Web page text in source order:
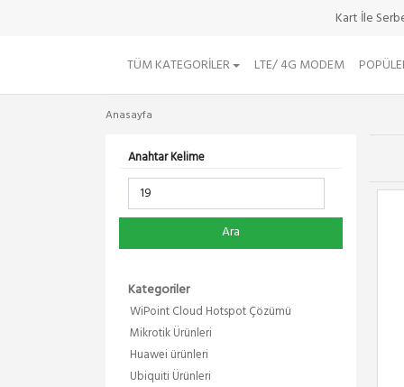
Kart İle
TÜM KATEGORILER LTE/ 4G MODEM
Anasayfa
Anahtar Kelime
Ara
Kategoriler
WiPoint Cloud Hotspot Çözümü
Mikrotik Ürünleri
Huawei ürünleri
Ubiquiti Ürünleri